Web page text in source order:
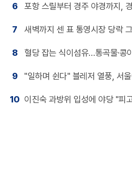
6 포항 스릴부터 경주 야경까지,
7 새벽까지 센 표 통영시장 당락
8 혈당 잡는 식이섬유…통곡물·콩
9 "일하며 쉰다" 블레저 열풍, 서
10 이진숙 과방위 입성에 야당 "피